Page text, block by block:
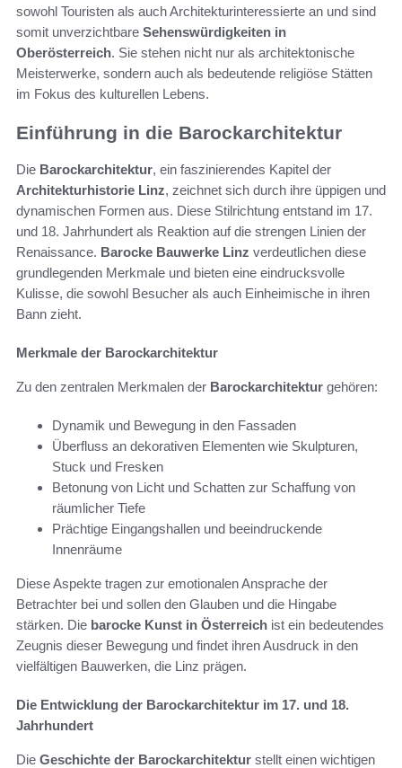
sowohl Touristen als auch Architekturinteressierte an und sind
somit unverzichtbare Sehenswürdigkeiten in
Oberösterreich. Sie stehen nicht nur als architektonische
Meisterwerke, sondern auch als bedeutende religiöse Stätten
im Fokus des kulturellen Lebens.
Einführung in die Barockarchitektur
Die Barockarchitektur, ein faszinierendes Kapitel der
Architekturhistorie Linz, zeichnet sich durch ihre üppigen und
dynamischen Formen aus. Diese Stilrichtung entstand im 17.
und 18. Jahrhundert als Reaktion auf die strengen Linien der
Renaissance. Barocke Bauwerke Linz verdeutlichen diese
grundlegenden Merkmale und bieten eine eindrucksvolle
Kulisse, die sowohl Besucher als auch Einheimische in ihren
Bann zieht.
Merkmale der Barockarchitektur
Zu den zentralen Merkmalen der Barockarchitektur gehören:
Dynamik und Bewegung in den Fassaden
Überfluss an dekorativen Elementen wie Skulpturen,
Stuck und Fresken
Betonung von Licht und Schatten zur Schaffung von
räumlicher Tiefe
Prächtige Eingangshallen und beeindruckende
Innenräume
Diese Aspekte tragen zur emotionalen Ansprache der
Betrachter bei und sollen den Glauben und die Hingabe
stärken. Die barocke Kunst in Österreich ist ein bedeutendes
Zeugnis dieser Bewegung und findet ihren Ausdruck in den
vielfältigen Bauwerken, die Linz prägen.
Die Entwicklung der Barockarchitektur im 17. und 18.
Jahrhundert
Die Geschichte der Barockarchitektur stellt einen wichtigen